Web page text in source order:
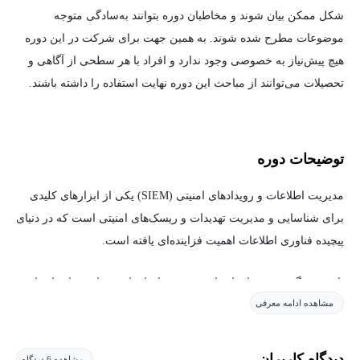
شکل ممکن بیان شوند و مخاطبان دوره بتوانند به‌سادگی متوجه
موضوعات مطرح شده شوند. به همین جهت برای شرکت در این دوره
هیچ پیش‌نیاز به خصوصی وجود ندارد و افراد با هر سطحی از آگاهی و
تحصیلات می‌توانند از مباحث این دوره نهایت استفاده را داشته باشند.
توضیحات دوره
مدیریت اطلاعات و رویدادهای امنیتی (SIEM) یکی از ابزارهای کلیدی
برای شناسایی و مدیریت تهدیدات و ریسک‌های امنیتی است که در دنیای
پیچیده فناوری اطلاعات اهمیت فزاینده‌ای یافته است.
با رشد و گسترش سازمان‌ها، وقوع رویدادهای امنیتی امری اجتناب‌ناپذیر
است و آماده‌سازی برای مقابله با این تهدیدات می‌تواند تأثیر آن‌ها را به
مشاهده ادامه معرفی